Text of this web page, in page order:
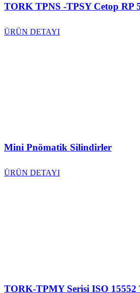
TORK TPNS -TPSY Cetop RP
ÜRÜN DETAYI
Mini Pnömatik Silindirler
ÜRÜN DETAYI
TORK-TPMY Serisi ISO